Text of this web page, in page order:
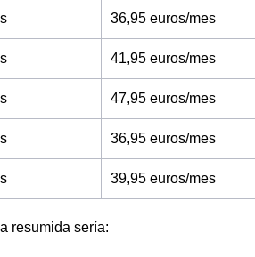
36,95 euros/mes
41,95 euros/mes
47,95 euros/mes
36,95 euros/mes
39,95 euros/mes
resumida sería: